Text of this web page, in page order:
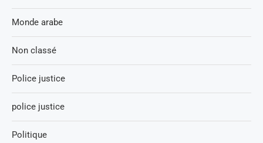
Monde arabe
Non classé
Police justice
police justice
Politique